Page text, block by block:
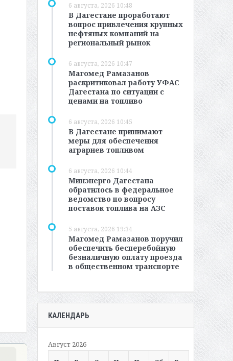
6 августа, 2026 10:48
В Дагестане проработают
вопрос привлечения крупных
нефтяных компаний на
региональный рынок
6 августа, 2026 10:47
Магомед Рамазанов
раскритиковал работу УФАС
Дагестана по ситуации с
ценами на топливо
6 августа, 2026 10:45
В Дагестане принимают
меры для обеспечения
аграриев топливом
6 августа, 2026 10:44
Минэнерго Дагестана
обратилось в федеральное
ведомство по вопросу
поставок топлива на АЗС
5 августа, 2026 19:34
Магомед Рамазанов поручил
обеспечить бесперебойную
безналичную оплату проезда
в общественном транспорте
КАЛЕНДАРЬ
Август 2026